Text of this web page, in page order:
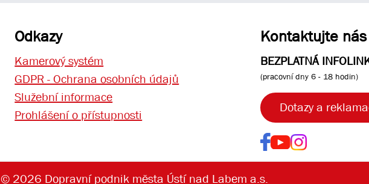
Odkazy
Kamerový systém
GDPR - Ochrana osobních údajů
Služební informace
Prohlášení o přístupnosti
Kontaktujte nás
BEZPLATNÁ
(pracovní dny 6 - 18 hodin)
Dotazy a
© 2026 Dopravní podnik města Ústí nad Labem a.s.